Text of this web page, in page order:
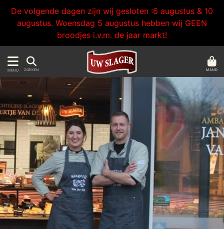
De volgende dagen zijn wij gesloten :6 augustus & 10
augustus. Woensdag 5 augustus hebben wij GEEN
broodjes i.v.m. de jaar markt!
MENU ZOEKEN MAND